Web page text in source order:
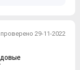
проверено 29-11-2022